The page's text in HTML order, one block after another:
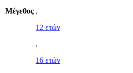
Μέγεθος ,
12 ετών
,
16 ετών